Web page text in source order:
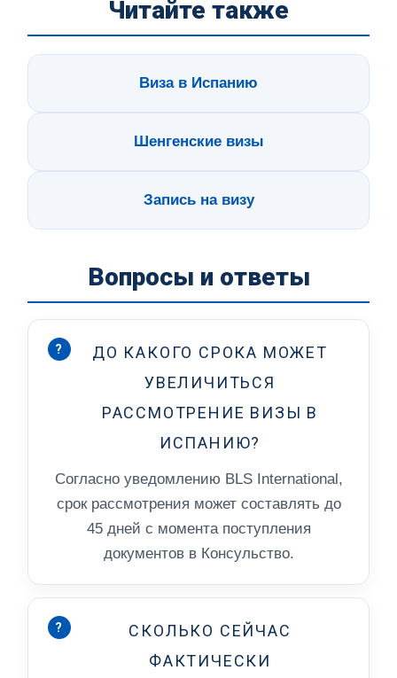
Читайте также
Виза в Испанию
Шенгенские визы
Запись на визу
Вопросы и ответы
?
ДО КАКОГО СРОКА МОЖЕТ
УВЕЛИЧИТЬСЯ
РАССМОТРЕНИЕ ВИЗЫ В
ИСПАНИЮ?
Согласно уведомлению BLS International,
срок рассмотрения может составлять до
45 дней с момента поступления
документов в Консульство.
?
СКОЛЬКО СЕЙЧАС
ФАКТИЧЕСКИ